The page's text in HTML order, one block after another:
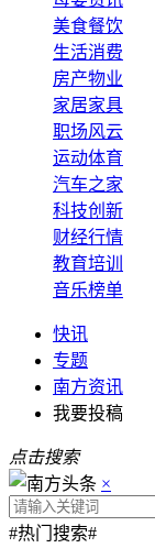
美食餐饮
生活消费
房产物业
家居家具
职场风云
运动体育
汽车之家
科技创新
财经行情
教育培训
音乐榜单
快讯
专题
南方资讯
我要投稿
点击搜索
×
#热门搜索#